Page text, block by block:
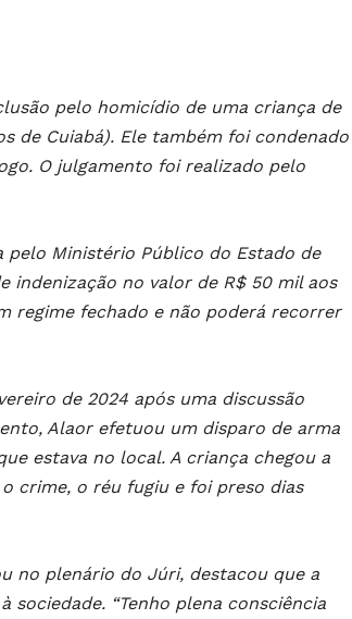
pelo homicídio de uma criança de
de Cuiabá). Ele também foi condenado
O julgamento foi realizado pelo
pelo Ministério Público do Estado de
indenização no valor de R$ 50 mil aos
regime fechado e não poderá recorrer
de 2024 após uma discussão
Alaor efetuou um disparo de arma
estava no local. A criança chegou a
crime, o réu fugiu e foi preso dias
no plenário do Júri, destacou que a
“Tenho plena consciência